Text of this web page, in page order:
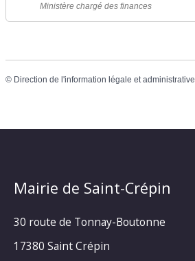
Ministère chargé des finances
© Direction de l'information légale et administrative
Mairie de Saint-Crépin
30 route de Tonnay-Boutonne
17380 Saint Crépin